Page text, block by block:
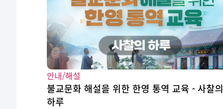
안내/해설
불교문화 해설을 위한 한영 통역 교육 - 사찰의
하루